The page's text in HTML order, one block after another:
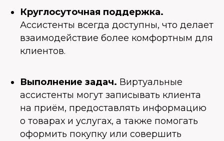
Круглосуточная поддержка.
Ассистенты всегда доступны, что делает
взаимодействие более комфортным для
клиентов.
Выполнение задач. Виртуальные
ассистенты могут записывать клиента
на приём, предоставлять информацию
о товарах и услугах, а также помогать
оформить покупку или совершить